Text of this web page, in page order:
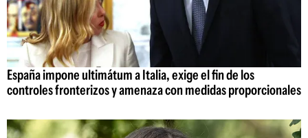
España impone ultimátum a Italia, exige el fin de los
controles fronterizos y amenaza con medidas proporcionales